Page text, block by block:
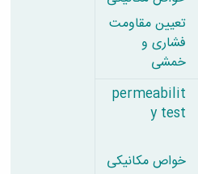
تعیین مقاومت
فشاری و
خمشی
permeabilit
y test
خواص مکانیکی